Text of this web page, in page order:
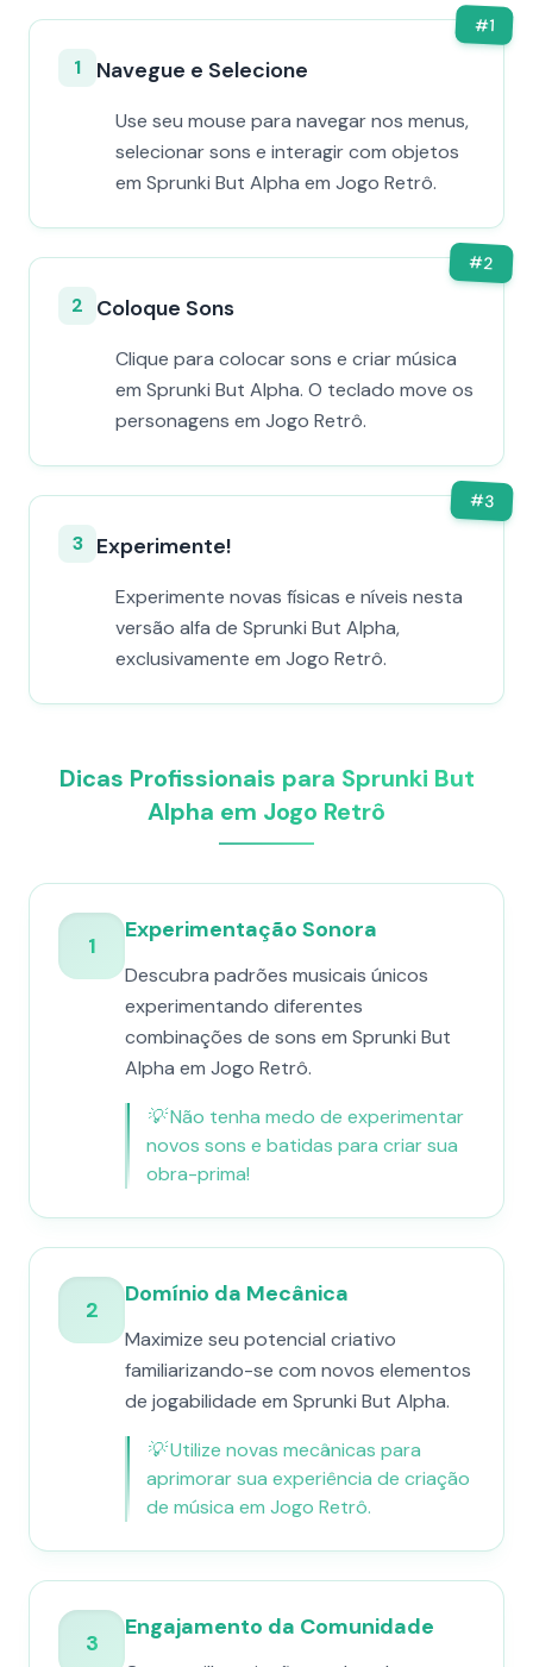
#1
1 Navegue e Selecione
Use seu mouse para navegar nos menus,
selecionar sons e interagir com objetos
em Sprunki But Alpha em Jogo Retrô.
#2
2 Coloque Sons
Clique para colocar sons e criar música
em Sprunki But Alpha. O teclado move os
personagens em Jogo Retrô.
#3
3 Experimente!
Experimente novas físicas e níveis nesta
versão alfa de Sprunki But Alpha,
exclusivamente em Jogo Retrô.
Dicas Profissionais para Sprunki But
Alpha em Jogo Retrô
1
Experimentação Sonora
Descubra padrões musicais únicos
experimentando diferentes
combinações de sons em Sprunki But
Alpha em Jogo Retrô.
💡Não tenha medo de experimentar
novos sons e batidas para criar sua
obra-prima!
2
Domínio da Mecânica
Maximize seu potencial criativo
familiarizando-se com novos elementos
de jogabilidade em Sprunki But Alpha.
💡Utilize novas mecânicas para
aprimorar sua experiência de criação
de música em Jogo Retrô.
3
Engajamento da Comunidade